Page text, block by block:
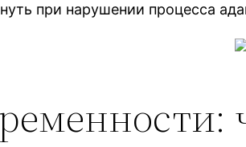
при нарушении процесса